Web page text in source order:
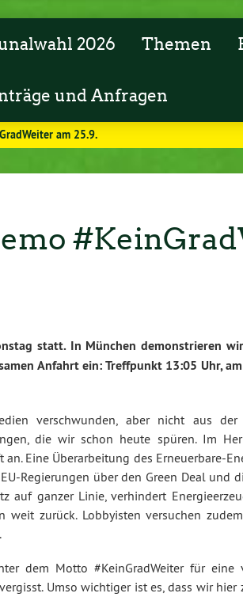
2026 Themen
und Anfragen
am 25.9.
statt. In München demonstrieren
Anfahrt ein: Treffpunkt 13:05 Uhr,
verschwunden, aber nicht aus der
die wir schon heute spüren. Im
Eine Überarbeitung des Erneuerbare-
Regierungen über den Green Deal und
auf ganzer Linie, verhindert
zurück. Lobbyisten versuchen
dem Motto #KeinGradWeiter für eine
Umso wichtiger ist es, dass wir hier